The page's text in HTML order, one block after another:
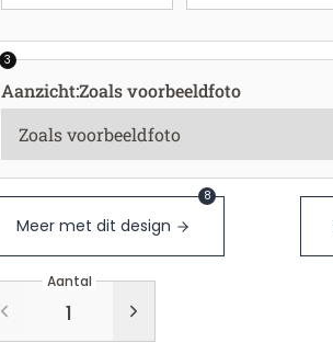
3
Aanzicht:Zoals voorbeeldfoto
Meer met dit design
8
Aantal